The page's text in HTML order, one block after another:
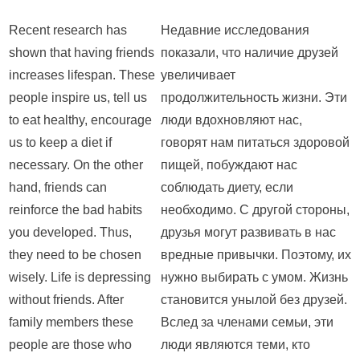
Recent research has
shown that having friends
increases lifespan. These
people inspire us, tell us
to eat healthy, encourage
us to keep a diet if
necessary. On the other
hand, friends can
reinforce the bad habits
you developed. Thus,
they need to be chosen
wisely. Life is depressing
without friends. After
family members these
people are those who
Недавние исследования
показали, что наличие друзей
увеличивает
продолжительность жизни. Эти
люди вдохновляют нас,
говорят нам питаться здоровой
пищей, побуждают нас
соблюдать диету, если
необходимо. С другой стороны,
друзья могут развивать в нас
вредные привычки. Поэтому, их
нужно выбирать с умом. Жизнь
становится унылой без друзей.
Вслед за членами семьи, эти
люди являются теми, кто